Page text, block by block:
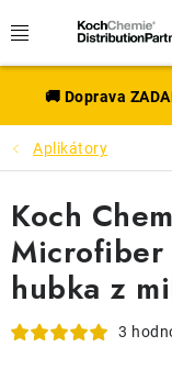
na
EXTERIÉR
DISKY A PNEU
INTERIÉR
PRÍSLUŠENSTVO
VÔNE DO AUTA
🚚 Doprava
Aplikátory
Koch
Microfiber
hubka z
3